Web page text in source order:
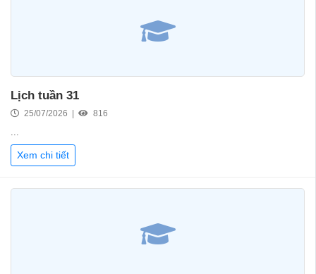
Lịch tuần 31
25/07/2026 | 816
...
Xem chi tiết